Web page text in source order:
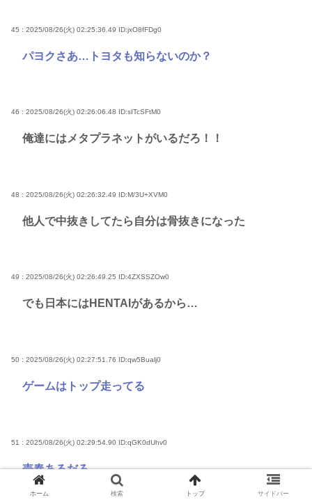
45 : 2025/08/26(火) 02:25:36.49 ID:jxO8fFDg0
パヨクさあ…トヨタも知らないのか？
46 : 2025/08/26(火) 02:26:06.48 ID:sITcSFtM0
俺達にはメタプラネットがいるだろ！！
48 : 2025/08/26(火) 02:26:32.49 ID:M/3U+XVM0
他人で中抜きしてたら自分は骨抜きになった
49 : 2025/08/26(火) 02:26:49.25 ID:4ZXSSZOw0
でも日本にはHENTAIがあるから…
50 : 2025/08/26(火) 02:27:51.76 ID:qw5Bualj0
ゲームはトップ走ってる
51 : 2025/08/26(火) 02:29:54.90 ID:qGK0dUhv0
売春あるだろ
ホーム 検索 トップ サイドバー